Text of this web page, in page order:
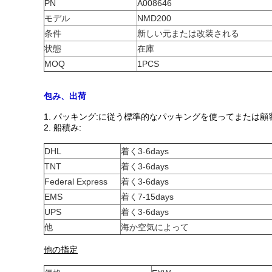
PN
A008646
モデル
NMD200
条件
新しい元または改装される
状態
在庫
MOQ
1PCS
包み、出荷
1. パッキング:に従う標準的なパッキングを使ってまたは顧
2. 船積み:
DHL
着く3-6days
TNT
着く3-6days
Federal Express
着く3-6days
EMS
着く7-15days
UPS
着く3-6days
他
海か空気によって
他の指定